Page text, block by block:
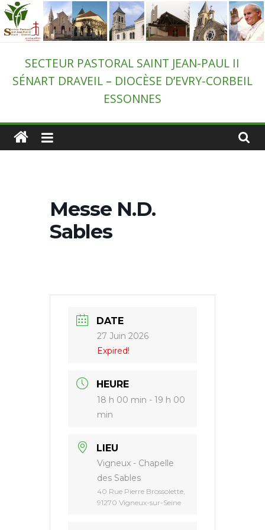
Passer
au
contenu
Secteur
pastoral
de
Draveil
Paul
SECTEUR PASTORAL SAINT JEAN-PAUL II
SÉNART DRAVEIL– DIOCÈSE D’EVRY-CORBEIL
ESSONNES
Messe N.D.
Sables
DATE
27 Juin 2026
Expired!
HEURE
18 h 00 min - 19 h 00
min
LIEU
Vigneux - Chapelle
des Sables
40 Rue Pierre Brossolette,
91270 Vigneux-sur-Seine